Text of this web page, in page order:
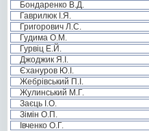
Бондаренко В.Д.
Гаврилюк І.Я.
Григорович Л.С.
Гудима О.М.
Гурвіц Е.Й.
Джоджик Я.І.
Єхануров Ю.І.
Жебрівський П.І.
Жулинський М.Г.
Заєць І.О.
Зімін О.П.
Івченко О.Г.